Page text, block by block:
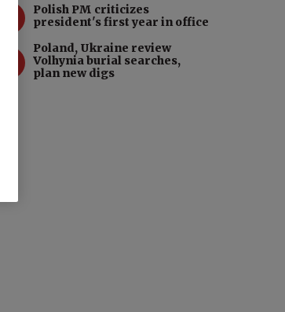
Polish PM criticizes
president's first year in office
Poland, Ukraine review
Volhynia burial searches,
plan new digs